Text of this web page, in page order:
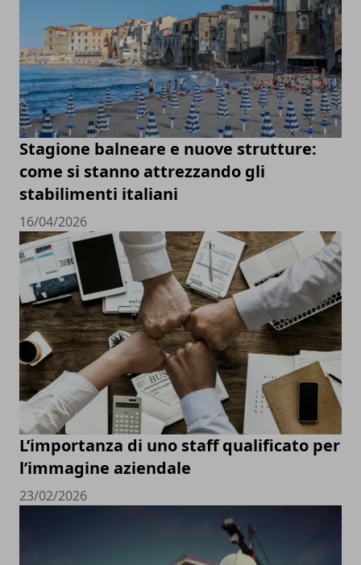
Stagione balneare e nuove strutture:
come si stanno attrezzando gli
stabilimenti italiani
16/04/2026
L’importanza di uno staff qualificato per
l’immagine aziendale
23/02/2026